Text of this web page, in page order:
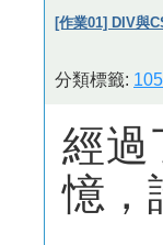
[作業01] DIV與
分類標籤:
經過
憶，